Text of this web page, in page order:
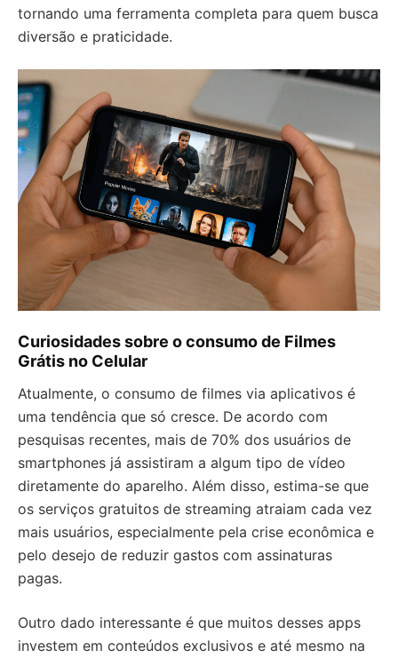
tornando uma ferramenta completa para quem busca
diversão e praticidade.
Curiosidades sobre o consumo de Filmes
Grátis no Celular
Atualmente, o consumo de filmes via aplicativos é
uma tendência que só cresce. De acordo com
pesquisas recentes, mais de 70% dos usuários de
smartphones já assistiram a algum tipo de vídeo
diretamente do aparelho. Além disso, estima-se que
os serviços gratuitos de streaming atraiam cada vez
mais usuários, especialmente pela crise econômica e
pelo desejo de reduzir gastos com assinaturas
pagas.
Outro dado interessante é que muitos desses apps
investem em conteúdos exclusivos e até mesmo na